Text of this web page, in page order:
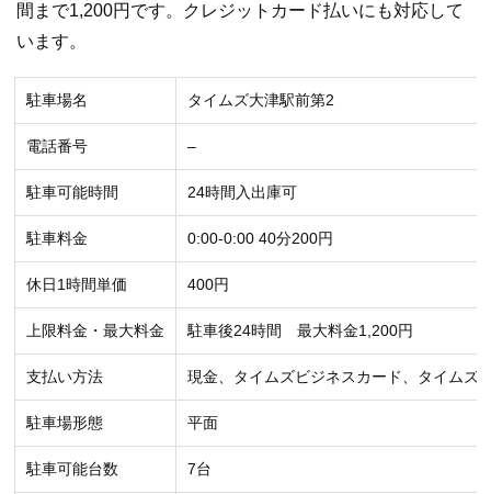
間まで1,200円です。クレジットカード払いにも対応して
います。
駐車場名 タイムズ大津駅前第2
電話番号 –
駐車可能時間 24時間入出庫可
駐車料金 0:00-0:00 40分200円
休日1時間単価 400円
上限料金・最大料金 駐車後24時間 最大料金1,200円
支払い方法 現金、タイムズビジネスカード、タイムズ
駐車場形態 平面
駐車可能台数 7台